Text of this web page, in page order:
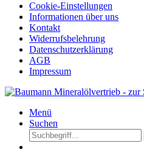
Cookie-Einstellungen
Informationen über uns
Kontakt
Widerrufsbelehrung
Datenschutzerklärung
AGB
Impressum
Menü
Suchen